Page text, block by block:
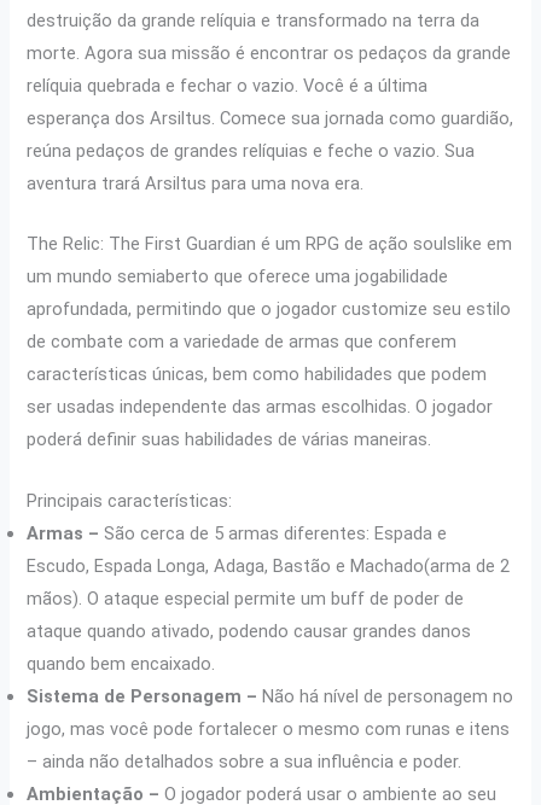
destruição da grande relíquia e transformado na terra da
morte. Agora sua missão é encontrar os pedaços da grande
relíquia quebrada e fechar o vazio. Você é a última
esperança dos Arsiltus. Comece sua jornada como guardião,
reúna pedaços de grandes relíquias e feche o vazio. Sua
aventura trará Arsiltus para uma nova era.
The Relic: The First Guardian é um RPG de ação soulslike em
um mundo semiaberto que oferece uma jogabilidade
aprofundada, permitindo que o jogador customize seu estilo
de combate com a variedade de armas que conferem
características únicas, bem como habilidades que podem
ser usadas independente das armas escolhidas. O jogador
poderá definir suas habilidades de várias maneiras.
Principais características:
Armas – São cerca de 5 armas diferentes: Espada e
Escudo, Espada Longa, Adaga, Bastão e Machado(arma de 2
mãos). O ataque especial permite um buff de poder de
ataque quando ativado, podendo causar grandes danos
quando bem encaixado.
Sistema de Personagem – Não há nível de personagem no
jogo, mas você pode fortalecer o mesmo com runas e itens
– ainda não detalhados sobre a sua influência e poder.
Ambientação –O jogador poderá usar o ambiente ao seu